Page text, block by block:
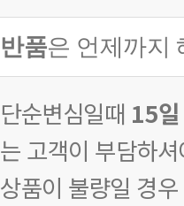
반품은 언제까지
단순변심일때 15
는 고객이 부담하
상품이 불량일 경우